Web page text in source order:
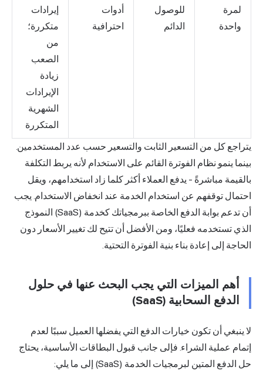
لمرة
واحدة
للوصول
الدائم
أدوات
احترافية
إيرادات
متكررة؛
من
الصعب
زيادة
الإيرادات
الشهرية
المتكررة
يتراجع كل من التسعير الثابت والتسعير حسب عدد المستخدمين.
بينما ينمو نظام الفوترة القائم على الاستخدام لأنه يربط التكلفة
بالقيمة مباشرةً - يدفع العملاء أكثر كلما زاد استخدامهم، ويقل
احتمال توقفهم عن استخدام الخدمة عند انخفاض الاستخدام. يجب
أن تدعم بوابة الدفع الخاصة ببرمجياتك كخدمة (SaaS) النموذج
الذي تستخدمه فعليًا، ومن الأفضل أن تتيح لك تغيير الأسعار دون
الحاجة إلى إعادة بناء بنية الفوترة التحتية.
أهم الميزات التي يجب البحث عنها في حلول
الدفع السحابية (SaaS)
لا ينبغي أن تكون خيارات الدفع التي يفضلها العميل سببًا لعدم
إتمام عملية الشراء. فإلى جانب قبول البطاقات الأساسية، يحتاج
حل الدفع المتين لبرمجيات الخدمة (SaaS) إلى ما يلي: